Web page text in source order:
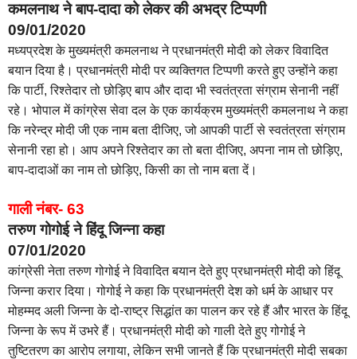
कमलनाथ ने बाप-दादा को लेकर की अभद्र टिप्पणी
09/01/2020
मध्यप्रदेश के मुख्यमंत्री कमलनाथ ने प्रधानमंत्री मोदी को लेकर विवादित
बयान दिया है। प्रधानमंत्री मोदी पर व्यक्तिगत टिप्पणी करते हुए उन्होंने कहा
कि पार्टी, रिश्तेदार तो छोड़िए बाप और दादा भी स्वतंत्रता संग्राम सेनानी नहीं
रहे। भोपाल में कांग्रेस सेवा दल के एक कार्यक्रम मुख्यमंत्री कमलनाथ ने कहा
कि नरेन्द्र मोदी जी एक नाम बता दीजिए, जो आपकी पार्टी से स्वतंत्रता संग्राम
सेनानी रहा हो। आप अपने रिश्तेदार का तो बता दीजिए, अपना नाम तो छोड़िए,
बाप-दादाओं का नाम तो छोड़िए, किसी का तो नाम बता दें।
गाली नंबर- 63
तरुण गोगोई ने हिंदू जिन्ना कहा
07/01/2020
कांग्रेसी नेता तरुण गोगोई ने विवादित बयान देते हुए प्रधानमंत्री मोदी को हिंदू
जिन्ना करार दिया। गोगोई ने कहा कि प्रधानमंत्री देश को धर्म के आधार पर
मोहम्मद अली जिन्ना के दो-राष्ट्र सिद्धांत का पालन कर रहे हैं और भारत के हिंदू
जिन्ना के रूप में उभरे हैं। प्रधानमंत्री मोदी को गाली देते हुए गोगोई ने
तुष्टितरण का आरोप लगाया, लेकिन सभी जानते हैं कि प्रधानमंत्री मोदी सबका